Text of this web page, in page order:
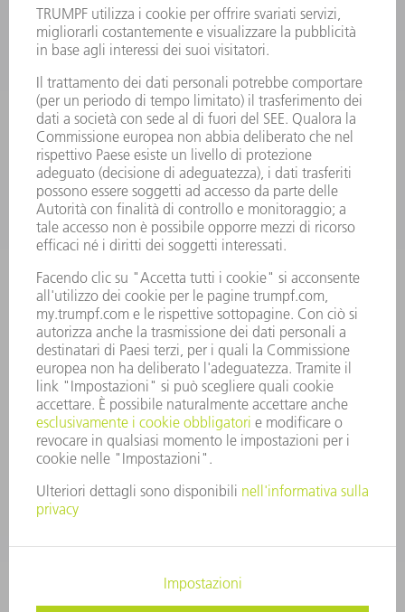
ELETTRONICA DI POTENZA
MACCHINE UTENSILI ELETTRICHE
SMART FACTORY
SOFTWARE
SERVICES
APPLICAZIONI
SETTORI
L'AZIENDA
CARRIERA
OFFERTE DI LAVORO
PROFILO DELL'AZIENDA
PRESIDENZA
RELAZIONE DI BILANCIO
PRINCIPI AZIENDALI
COMPLIANCE
SISTEMA DI WHISTLEBLOWING
SECURITY
COMUNICATI STAMPA
RIVISTE
SOSTENIBILITÀ
CLIMA E AMBIENTE
IMPEGNO SOCIALE E COMUNITARIO
GOVERNANCE AZIENDALE
COPYRIGHT E MARCHIO
CONDIZIONI GENERALI DI VENDITA